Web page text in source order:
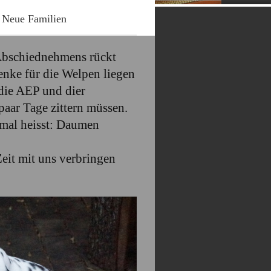
Neue Familien
rückt
für die Welpen liegen
AEP und dier
Tage zittern müssen.
heisst: Daumen
mit uns verbringen